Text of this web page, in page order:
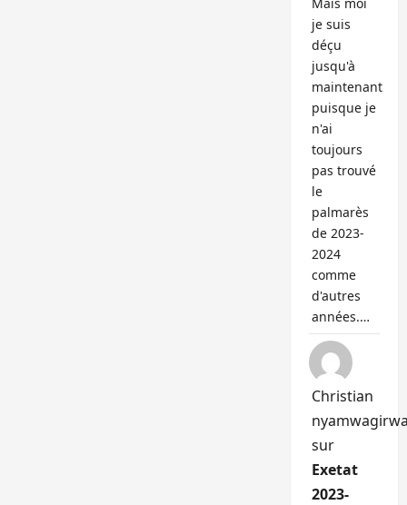
je suis
déçu
jusqu'à
maintenant
puisque je
n'ai
toujours
pas trouvé
le
palmarès
de 2023-
2024
comme
d'autres
années.…
Christian
sur
Exetat
2023-